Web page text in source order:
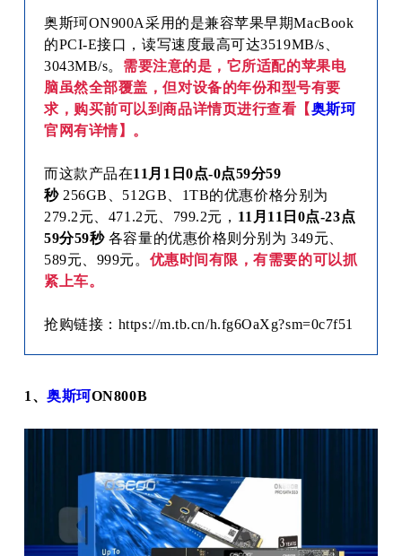
奥斯珂ON900A采用的是兼容苹果早期MacBook
的PCI-E接口，读写速度最高可达3519MB/s、
3043MB/s。 需要注意的是，它所适配的苹果电
脑虽然全部覆盖，但对设备的年份和型号有要
求，购买前可以到商品详情页进行查看【奥斯珂
官网有详情】。
而这款产品在11月1日0点-0点59分59
秒 256GB、512GB、1TB的优惠价格分别为
279.2元、471.2元、799.2元， 11月11日0点-23点
59分59秒 各容量的优惠价格则分别为 349元、
589元、999元。 优惠时间有限，有需要的可以抓
紧上车。
抢购链接：https://m.tb.cn/h.fg6OaXg?sm=0c7f51
1、奥斯珂ON800B